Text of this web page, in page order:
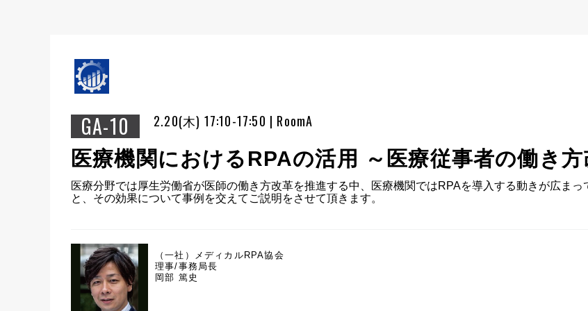
GA-10 2.20(木) 17:10-17:50 | RoomA
医療機関におけるRPAの活用 ～医療従事者の働き
医療分野では厚生労働省が医師の働き方改革を推進する中、医療機関ではRPAを導入する動きが広ま
と、その効果について事例を交えてご説明をさせて頂きます。
（一社）メディカルRPA協会
理事/事務局長
岡部 篤史